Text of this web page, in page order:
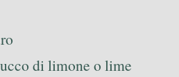
di limone o lime